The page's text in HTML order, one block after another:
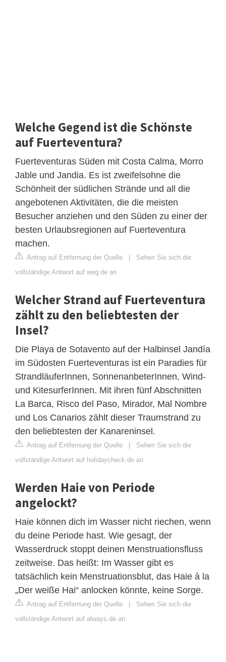
Welche Gegend ist die Schönste
auf Fuerteventura?
Fuerteventuras Süden mit Costa Calma, Morro
Jable und Jandia. Es ist zweifelsohne die
Schönheit der südlichen Strände und all die
angebotenen Aktivitäten, die die meisten
Besucher anziehen und den Süden zu einer der
besten Urlaubsregionen auf Fuerteventura
machen.
Antrag auf Entfernung der Quelle | Sehen Sie sich die
vollständige Antwort auf weg.de an
Welcher Strand auf Fuerteventura
zählt zu den beliebtesten der
Insel?
Die Playa de Sotavento auf der Halbinsel Jandía
im Südosten Fuerteventuras ist ein Paradies für
StrandläuferInnen, SonnenanbeterInnen, Wind-
und KitesurferInnen. Mit ihren fünf Abschnitten
La Barca, Risco del Paso, Mirador, Mal Nombre
und Los Canarios zählt dieser Traumstrand zu
den beliebtesten der Kanareninsel.
Antrag auf Entfernung der Quelle | Sehen Sie sich die
vollständige Antwort auf holidaycheck.de an
Werden Haie von Periode
angelockt?
Haie können dich im Wasser nicht riechen, wenn
du deine Periode hast. Wie gesagt, der
Wasserdruck stoppt deinen Menstruationsfluss
zeitweise. Das heißt: Im Wasser gibt es
tatsächlich kein Menstruationsblut, das Haie à la
„Der weiße Hai“ anlocken könnte, keine Sorge.
Antrag auf Entfernung der Quelle | Sehen Sie sich die
vollständige Antwort auf always.de an